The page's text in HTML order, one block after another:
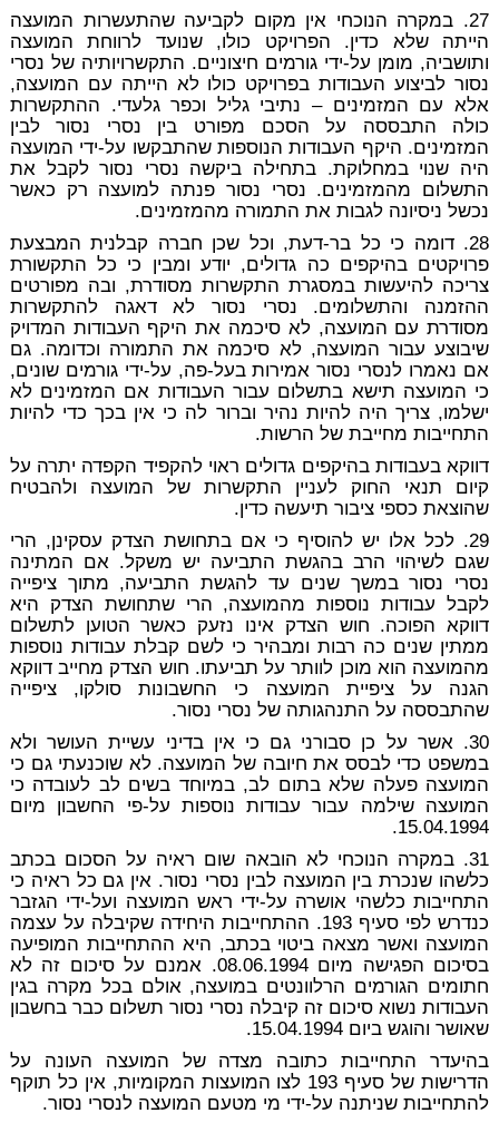
27. במקרה הנוכחי אין מקום לקביעה שהתעשרות המועצה
הייתה שלא כדין. הפרויקט כולו, שנועד לרווחת המועצה
ותושביה, מומן על-ידי גורמים חיצוניים. התקשרויותיה של נסרי
נסור לביצוע העבודות בפרויקט כולו לא הייתה עם המועצה,
אלא עם המזמינים – נתיבי גליל וכפר גלעדי. ההתקשרות
כולה התבססה על הסכם מפורט בין נסרי נסור לבין
המזמינים. היקף העבודות הנוספות שהתבקשו על-ידי המועצה
היה שנוי במחלוקת. בתחילה ביקשה נסרי נסור לקבל את
התשלום מהמזמינים. נסרי נסור פנתה למועצה רק כאשר
נכשל ניסיונה לגבות את התמורה מהמזמינים.
28. דומה כי כל בר-דעת, וכל שכן חברה קבלנית המבצעת
פרויקטים בהיקפים כה גדולים, יודע ומבין כי כל התקשורת
צריכה להיעשות במסגרת התקשרות מסודרת, ובה מפורטים
ההזמנה והתשלומים. נסרי נסור לא דאגה להתקשרות
מסודרת עם המועצה, לא סיכמה את היקף העבודות המדויק
שיבוצע עבור המועצה, לא סיכמה את התמורה וכדומה. גם
אם נאמרו לנסרי נסור אמירות בעל-פה, על-ידי גורמים שונים,
כי המועצה תישא בתשלום עבור העבודות אם המזמינים לא
ישלמו, צריך היה להיות נהיר וברור לה כי אין בכך כדי להיות
התחייבות מחייבת של הרשות.
דווקא בעבודות בהיקפים גדולים ראוי להקפיד הקפדה יתרה על
קיום תנאי החוק לעניין התקשרות של המועצה ולהבטיח
שהוצאת כספי ציבור תיעשה כדין.
29. לכל אלו יש להוסיף כי אם בתחושת הצדק עסקינן, הרי
שגם לשיהוי הרב בהגשת התביעה יש משקל. אם המתינה
נסרי נסור במשך שנים עד להגשת התביעה, מתוך ציפייה
לקבל עבודות נוספות מהמועצה, הרי שתחושת הצדק היא
דווקא הפוכה. חוש הצדק אינו נזעק כאשר הטוען לתשלום
ממתין שנים כה רבות ומבהיר כי לשם קבלת עבודות נוספות
מהמועצה הוא מוכן לוותר על תביעתו. חוש הצדק מחייב דווקא
הגנה על ציפיית המועצה כי החשבונות סולקו, ציפייה
שהתבססה על התנהגותה של נסרי נסור.
30. אשר על כן סבורני גם כי אין בדיני עשיית העושר ולא
במשפט כדי לבסס את חיובה של המועצה. לא שוכנעתי גם כי
המועצה פעלה שלא בתום לב, במיוחד בשים לב לעובדה כי
המועצה שילמה עבור עבודות נוספות על-פי החשבון מיום
15.04.1994.
31. במקרה הנוכחי לא הובאה שום ראיה על הסכום בכתב
כלשהו שנכרת בין המועצה לבין נסרי נסור. אין גם כל ראיה כי
התחייבות כלשהי אושרה על-ידי ראש המועצה ועל-ידי הגזבר
כנדרש לפי סעיף 193. ההתחייבות היחידה שקיבלה על עצמה
המועצה ואשר מצאה ביטוי בכתב, היא ההתחייבות המופיעה
בסיכום הפגישה מיום 08.06.1994. אמנם על סיכום זה לא
חתומים הגורמים הרלוונטים במועצה, אולם בכל מקרה בגין
העבודות נשוא סיכום זה קיבלה נסרי נסור תשלום כבר בחשבון
שאושר והוגש ביום 15.04.1994.
בהיעדר התחייבות כתובה מצדה של המועצה העונה על
הדרישות של סעיף 193 לצו המועצות המקומיות, אין כל תוקף
להתחייבות שניתנה על-ידי מי מטעם המועצה לנסרי נסור.